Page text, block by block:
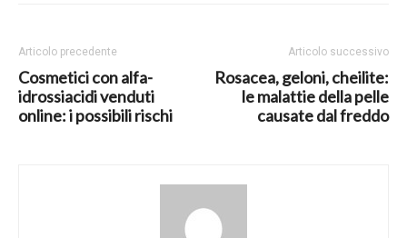
Articolo precedente
Cosmetici con alfa-
idrossiacidi venduti
online: i possibili rischi
Articolo successivo
Rosacea, geloni, cheilite:
le malattie della pelle
causate dal freddo